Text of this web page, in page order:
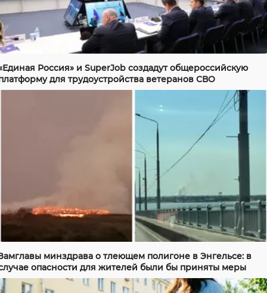
Россия» и SuperJob создадут общероссийскую
для трудоустройства ветеранов СВО
минздрава о тлеющем полигоне в Энгельсе: в
опасности для жителей были бы приняты меры